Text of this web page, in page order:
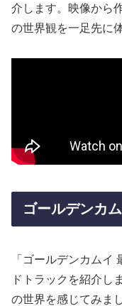
介します。映像から
の世界観を一足先に
ゴールデンカ
「ゴールデンカムイ
ドトラックを紹介し
の世界を感じてみま